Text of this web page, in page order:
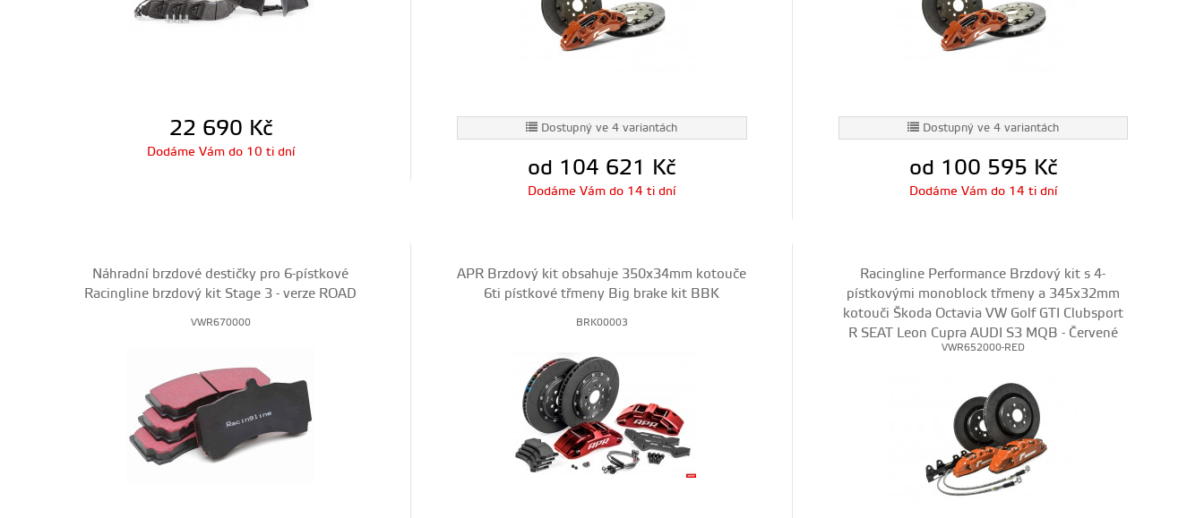
22 690 Kč
Dodáme Vám do 10 ti dní
Dostupný ve 4 variantách
od 104 621 Kč
Dodáme Vám do 14 ti dní
Dostupný ve 4 variantách
od 100 595 Kč
Dodáme Vám do 14 ti dní
Náhradní brzdové destičky pro 6-pístkové
Racingline brzdový kit Stage 3 - verze ROAD
VWR670000
APR Brzdový kit obsahuje 350x34mm kotouče
6ti pístkové třmeny Big brake kit BBK
BRK00003
Racingline Performance Brzdový kit s 4-
pístkovými monoblock třmeny a 345x32mm
kotouči Škoda Octavia VW Golf GTI Clubsport
R SEAT Leon Cupra AUDI S3 MQB - Červené
VWR652000-RED